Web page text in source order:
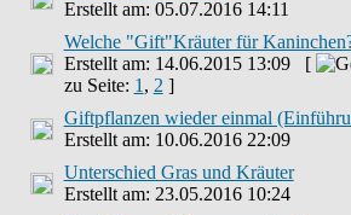
Erstellt am: 05.07.2016 14:11
Welche "Gift"Kräuter für
Erstellt am: 14.06.2015 13:09 [
zu Seite: 1 , 2 ]
Giftpflanzen wieder einmal
Erstellt am: 10.06.2016 22:09
Unterschied Gras und Kräuter
Erstellt am: 23.05.2016 10:24